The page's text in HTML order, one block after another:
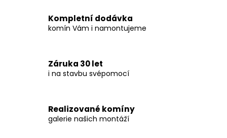
Kompletní dodávka
komín Vám i namontujeme
Záruka 30 let
i na stavbu svépomocí
Realizované komíny
galerie našich montáží